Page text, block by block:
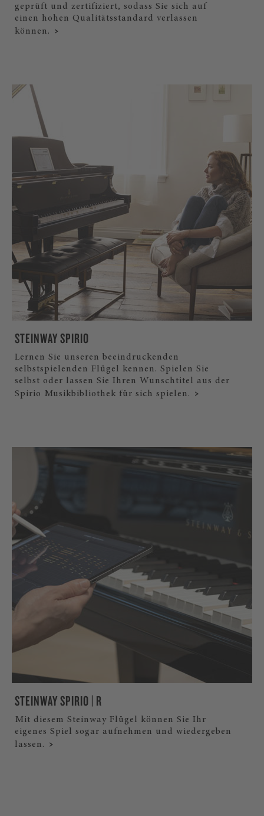
geprüft und zertifiziert, sodass Sie sich auf
einen hohen Qualitätsstandard verlassen
können.
STEINWAY SPIRIO
Lernen Sie unseren beeindruckenden
selbstspielenden Flügel kennen. Spielen Sie
selbst oder lassen Sie Ihren Wunschtitel aus der
Spirio Musikbibliothek für sich spielen.
STEINWAY SPIRIO | R
Mit diesem Steinway Flügel können Sie Ihr
eigenes Spiel sogar aufnehmen und wiedergeben
lassen.